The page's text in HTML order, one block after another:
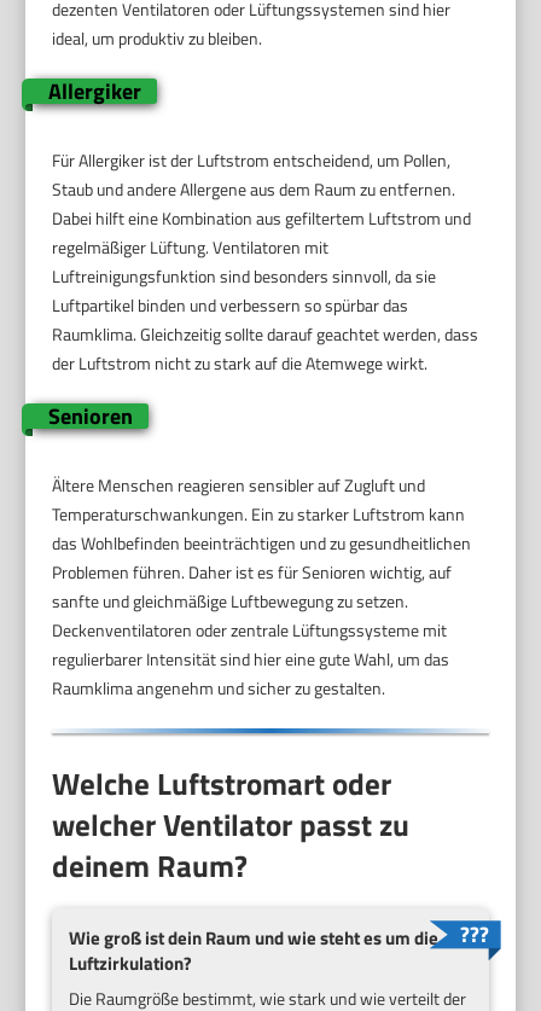
dezenten Ventilatoren oder Lüftungssystemen sind hier
ideal, um produktiv zu bleiben.
Allergiker
Für Allergiker ist der Luftstrom entscheidend, um Pollen,
Staub und andere Allergene aus dem Raum zu entfernen.
Dabei hilft eine Kombination aus gefiltertem Luftstrom und
regelmäßiger Lüftung. Ventilatoren mit
Luftreinigungsfunktion sind besonders sinnvoll, da sie
Luftpartikel binden und verbessern so spürbar das
Raumklima. Gleichzeitig sollte darauf geachtet werden, dass
der Luftstrom nicht zu stark auf die Atemwege wirkt.
Senioren
Ältere Menschen reagieren sensibler auf Zugluft und
Temperaturschwankungen. Ein zu starker Luftstrom kann
das Wohlbefinden beeinträchtigen und zu gesundheitlichen
Problemen führen. Daher ist es für Senioren wichtig, auf
sanfte und gleichmäßige Luftbewegung zu setzen.
Deckenventilatoren oder zentrale Lüftungssysteme mit
regulierbarer Intensität sind hier eine gute Wahl, um das
Raumklima angenehm und sicher zu gestalten.
Welche Luftstromart oder
welcher Ventilator passt zu
deinem Raum?
Wie groß ist dein Raum und wie steht es um die
Luftzirkulation?
Die Raumgröße bestimmt, wie stark und wie verteilt der